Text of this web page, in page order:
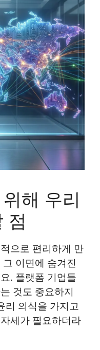
해 우리
점
으로 편리하게 만
이면에 숨겨진
. 플랫폼 기업들
것도 중요하지
리 의식을 가지고
세가 필요하더라